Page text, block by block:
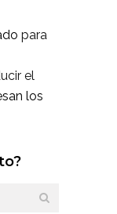
para
el
los